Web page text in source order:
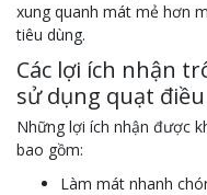
xung quanh mát mẻ hơn
tiêu dùng.
Các lợi ích nhận
sử dụng quạt
Những lợi ích nhận được
bao gồm:
Làm mát nhanh